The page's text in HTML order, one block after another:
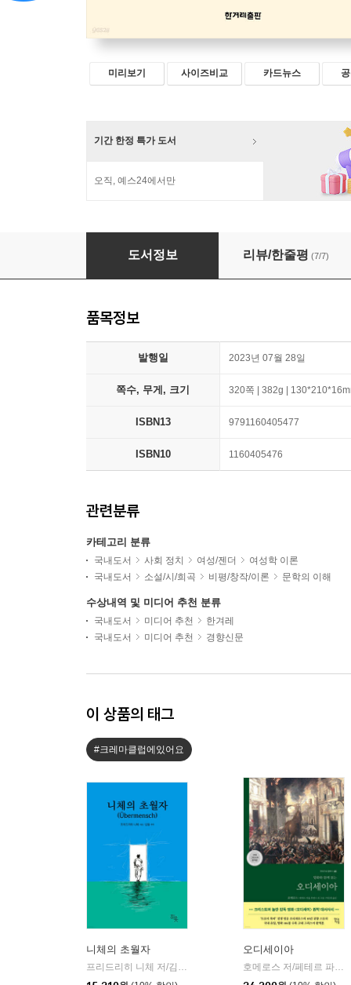
미리보기 사이즈비교 카드뉴스
기간 한정 특가 도서
오직, 예스24에서만
규방의 미친 여자들
도서정보 리뷰/한줄평 (7/7)
품목정보
발행일 2023년 07월 28일
쪽수, 무게, 크기 320쪽 | 382g |
ISBN13 9791160405477
ISBN10 1160405476
관련분류
카테고리 분류
국내도서 사회 정치 여성/젠더
여성학 이론
국내도서
소설/시/희곡 비평/창작/이론 문학의 이해
수상내역 및 미디어 추천 분류
국내도서 미디어 추천
한겨레
국내도서
미디어 추천 경향신문
이 상품의 태그
#크레마클럽에있어요
니체의 초월자
프리드리히 니체 저/김철 편역
오디세이아
호메로스 저/페테르 파울 루벤스 그림/박문재 역